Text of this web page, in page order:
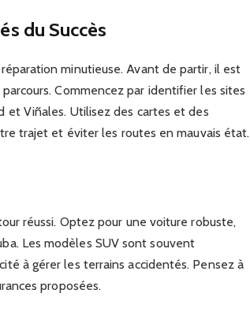
du Succès
minutieuse. Avant de partir, il est
Commencez par identifier les sites
et Viñales. Utilisez des cartes et des
trajet et éviter les routes en mauvais état.
réussi. Optez pour une voiture robuste,
Les modèles SUV sont souvent
à gérer les terrains accidentés. Pensez à
proposées.